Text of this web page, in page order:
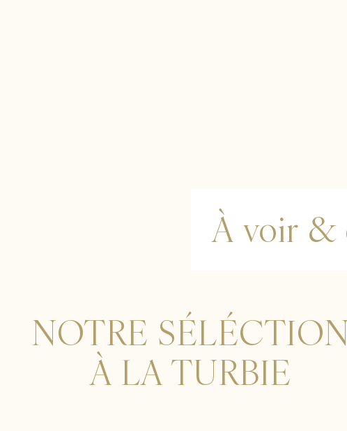
À voir &
NOTRE
À LA TURBIE